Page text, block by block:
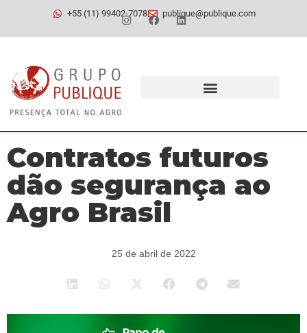
+55 (11) 99402-7078 publique@publique.com
Contratos futuros
dão segurança ao
Agro Brasil
25 de abril de 2022